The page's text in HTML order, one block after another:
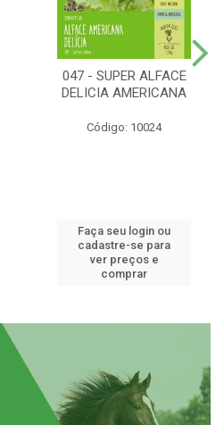
047 - SUPER ALFACE
DELICIA AMERICANA
Código: 10024
Faça seu login ou
cadastre-se para
ver preços e
comprar